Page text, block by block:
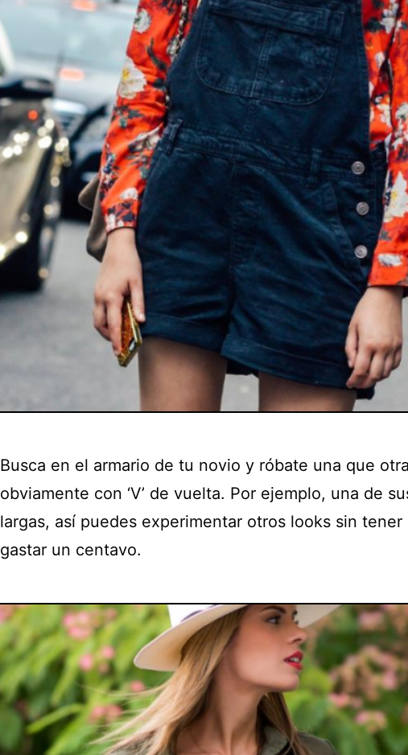
Busca en el armario de tu novio y róbate una que
obviamente con ‘V’ de vuelta. Por ejemplo, una de
largas, así puedes experimentar otros looks sin tener
gastar un centavo.